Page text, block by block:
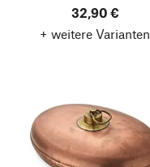
32,90 €
+ weitere Varianten